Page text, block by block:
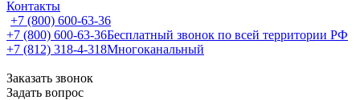
Контакты
+7 (800) 600-63-36
+7 (800) 600-63-36Бесплатный звонок по всей территории РФ
+7 (812) 318-4-318Многоканальный
Заказать звонок
Задать вопрос